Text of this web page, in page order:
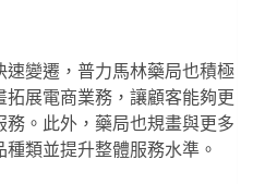
速變遷，普力馬林藥局也積極
展電商業務，讓顧客能夠更
。此外，藥局也規畫與更多
類並提升整體服務水準。